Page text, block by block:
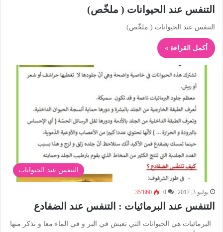
التنفس عند الحيوانات ( ملخّص)
التنفس عند الحيوانات ( ملخّص)
أكمل القراءة »
التنفس عند الحيوانات
يوليو 3, 2017 0 35٬860
التنفس عند البرمائيات : التنفس عند الضفادع
البرمائيات هي الحيوانات التي تعيش في البر و في الماء معا و نذكر منها